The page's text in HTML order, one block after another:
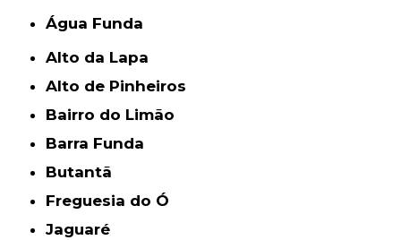
Água Funda
Alto da Lapa
Alto de Pinheiros
Bairro do Limão
Barra Funda
Butantã
Freguesia do Ó
Jaguaré